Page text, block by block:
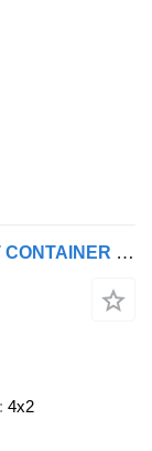
Mitsubishi Fuso Canter 7C18 BOX LIFT CONTAINER 1.HAND
4x2